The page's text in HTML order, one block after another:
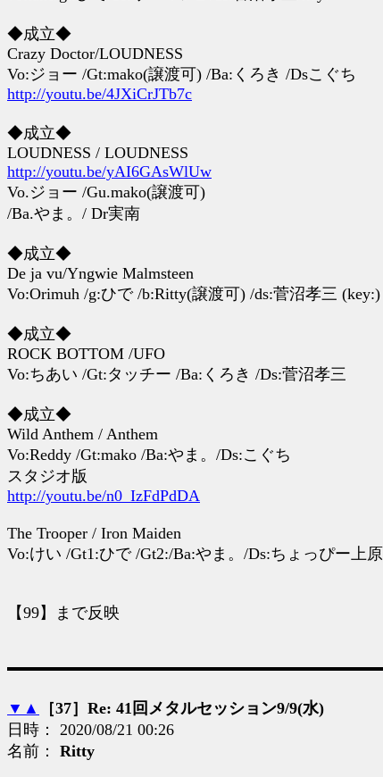
◆成立◆
Crazy Doctor/LOUDNESS
Vo:ジョー /Gt:mako(譲渡可) /Ba:くろき /Dsこぐち
http://youtu.be/4JXiCrJTb7c
◆成立◆
LOUDNESS / LOUDNESS
http://youtu.be/yAI6GAsWlUw
Vo.ジョー /Gu.mako(譲渡可)
/Ba.やま。/ Dr実南
◆成立◆
De ja vu/Yngwie Malmsteen
Vo:Orimuh /g:ひで /b:Ritty(譲渡可) /ds:菅沼孝三 (key:)
◆成立◆
ROCK BOTTOM /UFO
Vo:ちあい /Gt:タッチー /Ba:くろき /Ds:菅沼孝三
◆成立◆
Wild Anthem / Anthem
Vo:Reddy /Gt:mako /Ba:やま。/Ds:こぐち
スタジオ版
http://youtu.be/n0_IzFdPdDA
The Trooper / Iron Maiden
Vo:けい /Gt1:ひで /Gt2:/Ba:やま。/Ds:ちょっぴー上原
【99】まで反映
▼ ▲
［37］Re: 41回メタルセッション9/9(水)
日時： 2020/08/21 00:26
名前： Ritty